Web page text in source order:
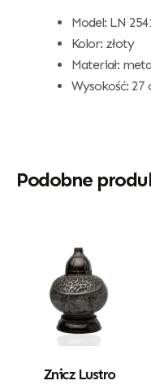
Model: LN
Kolor: złoty
Materiał:
Wysokość: 27
Podobne
Znicz Lustro